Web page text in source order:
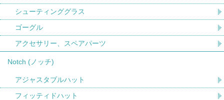
シューティンググラス
ゴーグル
アクセサリー、スペアパーツ
Notch (ノッチ)
アジャスタブルハット
フィッティドハット